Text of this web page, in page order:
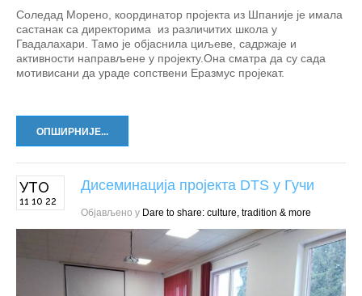
Соледад Морено, координатор пројекта из Шпаније је имала
састанак са директорима из различитих школа у
Гвадалахари. Тамо је објаснила циљеве, садржаје и
активности направљене у пројекту.Она сматра да су сада
мотивисани да ураде сопствени Еразмус пројекат.
ОПШИРНИЈЕ...
УТО
11 10 22
Дисеминација пројекта DTS у Гучи
Објављено у Dare to share: culture, tradition & more